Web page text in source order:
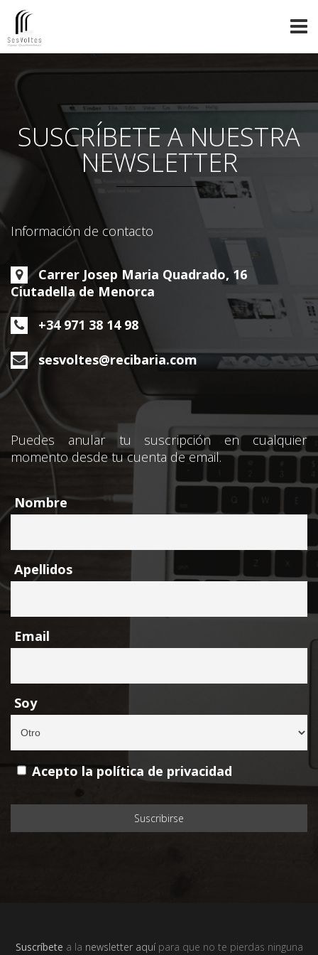
SUSCRÍBETE A NUESTRA
NEWSLETTER
Información de contacto
Carrer Josep Maria Quadrado, 16
Ciutadella de Menorca
+34 971 38 14 98
sesvoltes@recibaria.com
Puedes anular tu suscripción en cualquier
momento desde tu cuenta de email.
Nombre
Apellidos
Email
Soy
Acepto la política de privacidad
Suscríbete a la newsletter aquí para que no te pierdas ninguna